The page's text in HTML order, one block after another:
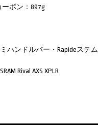
ーボン：897g
ハンドルバー・Rapideステム
Rival AXS XPLR